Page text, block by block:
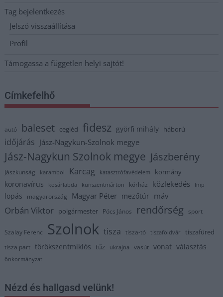
Tag bejelentkezés
Jelszó visszaállítása
Profil
Támogassa a független helyi sajtót!
Címkefelhő
autó baleset cegléd fidesz györfi mihály háború
időjárás Jász-Nagykun-Szolnok megye
Jász-Nagykun Szolnok megye Jászberény
Jászkunság karambol Karcag katasztrófavédelem kormány
koronavírus kosárlabda kunszentmárton kórház közlekedés lmp
lopás magyarország Magyar Péter mezőtúr máv
Orbán Viktor polgármester Pócs János rendőrség sport
Szalay Ferenc Szolnok tisza tisza-tó tiszaföldvár tiszafüred
tisza part törökszentmiklós tűz ukrajna vasút vonat választás
önkormányzat
Nézd és hallgasd velünk!